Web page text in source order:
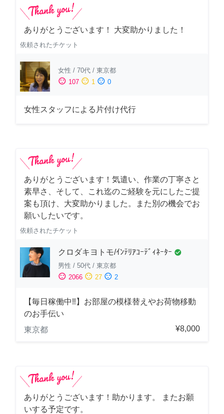
ありがとうございます！ 大変助かりました！
依頼されたチケット
女性 / 70代 / 東京都
sentiment_satisfied 107 sentiment_neutral 1 sentiment_dissatisfied 0
女性スタッフによる片付け代行
ありがとうございます！気遣い、作業の丁寧さと
素早さ、そして、これ迄のご経験を元にしたご提
案も頂け、大変助かりました。また別の機会でお
願いしたいです。
依頼されたチケット
クロダキヨトモ/ｲﾝﾃﾘｱｺｰﾃﾞｨﾈｰﾀｰ check_circle
男性 / 50代 / 東京都
sentiment_satisfied 2066 sentiment_neutral 27 sentiment_dissatisfied 2
【毎日稼働中‼︎】お部屋の模様替えやお荷物移動
のお手伝い
東京都
¥8,000
ありがとうございます！助かります。 またお願
いする予定です。